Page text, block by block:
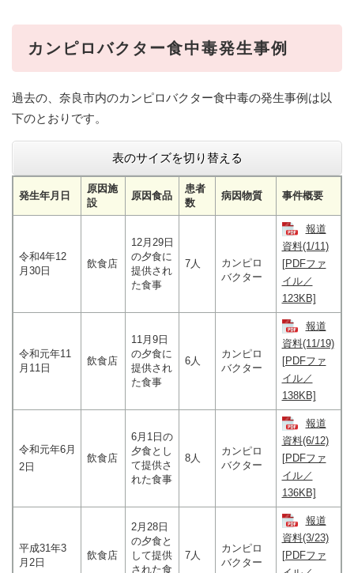
カンピロバクター食中毒発生事例
過去の、奈良市内のカンピロバクター食中毒の発生事例は以
下のとおりです。
表のサイズを切り替える
発生年月日
原因施
設
原因食品
患者
数
病因物質 事件概要
令和4年12
月30日
飲食店
12月29日
の夕食に
提供され
た食事
7人
カンピロ
バクター
報道
資料(1/11)
[PDFファ
イル／
123KB]
令和元年11
月11日
飲食店
11月9日
の夕食に
提供され
た食事
6人
カンピロ
バクター
報道
資料(11/19)
[PDFファ
イル／
138KB]
令和元年6月
2日
飲食店
6月1日の
夕食とし
て提供さ
れた食事
8人
カンピロ
バクター
報道
資料(6/12)
[PDFファ
イル／
136KB]
平成31年3
月2日
飲食店
2月28日
の夕食と
して提供
された食
7人
カンピロ
バクター
報道
資料(3/23)
[PDFファ